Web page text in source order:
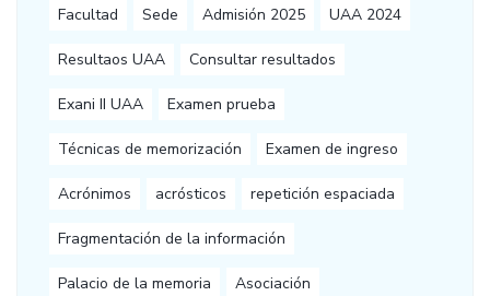
Facultad Sede Admisión 2025 UAA 2024
Resultaos UAA Consultar resultados
Exani II UAA Examen prueba
Técnicas de memorización Examen de ingreso
Acrónimos acrósticos repetición espaciada
Fragmentación de la información
Palacio de la memoria Asociación